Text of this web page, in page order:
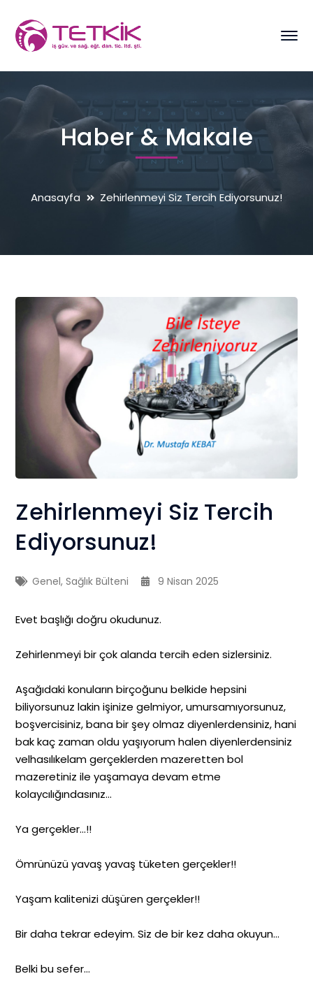
Haber & Makale
Anasayfa Zehirlenmeyi Siz Tercih Ediyorsunuz!
Zehirlenmeyi Siz Tercih
Ediyorsunuz!
Genel,Sağlık Bülteni 9 Nisan 2025
Evet başlığı doğru okudunuz.
Zehirlenmeyi bir çok alanda tercih eden sizlersiniz.
Aşağıdaki konuların birçoğunu belkide hepsini
biliyorsunuz lakin işinize gelmiyor, umursamıyorsunuz,
boşvercisiniz, bana bir şey olmaz diyenlerdensiniz, hani
bak kaç zaman oldu yaşıyorum halen diyenlerdensiniz
velhasılıkelam gerçeklerden mazeretten bol
mazeretiniz ile yaşamaya devam etme
kolaycılığındasınız…
Ya gerçekler…!!
Ömrünüzü yavaş yavaş tüketen gerçekler!!
Yaşam kalitenizi düşüren gerçekler!!
Bir daha tekrar edeyim. Siz de bir kez daha okuyun…
Belki bu sefer…